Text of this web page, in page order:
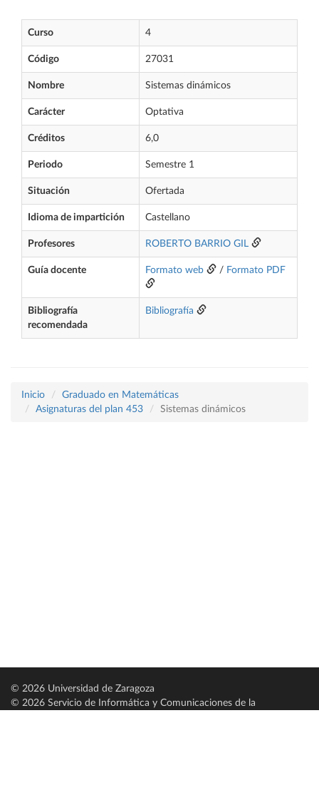
Curso 4
Código 27031
Nombre Sistemas dinámicos
Carácter Optativa
Créditos 6,0
Periodo Semestre 1
Situación Ofertada
Idioma de impartición Castellano
Profesores ROBERTO BARRIO GIL
Guía docente Formato web / Formato PDF
Bibliografía
recomendada
Bibliografía
Inicio
Graduado en Matemáticas
Asignaturas del plan 453
Sistemas dinámicos
© 2026 Universidad de Zaragoza
© 2026 Servicio de Informática y Comunicaciones de la